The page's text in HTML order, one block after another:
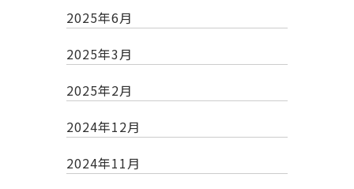
2025年6月
2025年3月
2025年2月
2024年12月
2024年11月